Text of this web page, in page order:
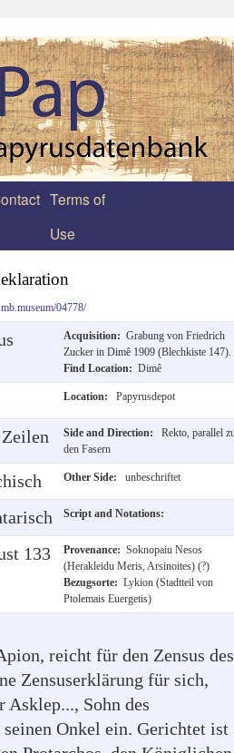
Terms of
Use
04778/
Acquisition: Grabung von Friedrich
Zucker in Dimê 1909 (Blechkiste 147).
Find Location: Dimê
Location: Papyrusdepot
Side and Direction:
Rekto, parallel
den Fasern
Other Side: unbeschriftet
Script and Notations:
133
Provenance: Soknopaiu Nesos
(Herakleidu Meris, Arsinoites) (?)
Bezugsorte: Lykion (Stadtteil von
Ptolemais Euergetis)
reicht für den Zensus des
Zensuserklärung für sich,
Asklep..., Sohn des
Onkel ein. Gerichtet ist